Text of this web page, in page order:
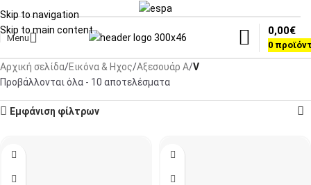
Skip to navigation
Skip to main content
Menu
0
0,00€
Αρχική σελίδα Εικόνα & Ηχος Αξεσουάρ A V
Προβάλλονται όλα - 10 αποτελέσματα
Εμφάνιση φίλτρων